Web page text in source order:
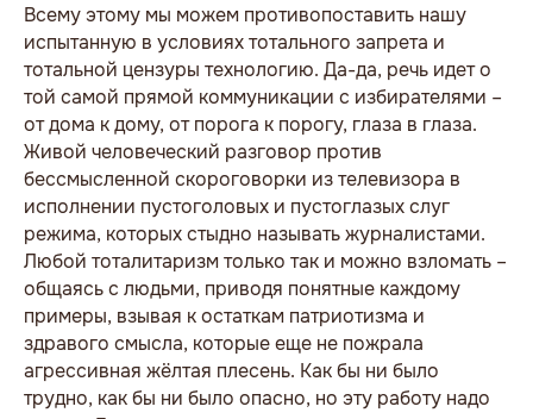
Всему этому мы можем противопоставить нашу
испытанную в условиях тотального запрета и
тотальной цензуры технологию. Да-да, речь идет о
той самой прямой коммуникации с избирателями –
от дома к дому, от порога к порогу, глаза в глаза.
Живой человеческий разговор против
бессмысленной скороговорки из телевизора в
исполнении пустоголовых и пустоглазых слуг
режима, которых стыдно называть журналистами.
Любой тоталитаризм только так и можно взломать –
общаясь с людьми, приводя понятные каждому
примеры, взывая к остаткам патриотизма и
здравого смысла, которые еще не пожрала
агрессивная жёлтая плесень. Как бы ни было
трудно, как бы ни было опасно, но эту работу надо